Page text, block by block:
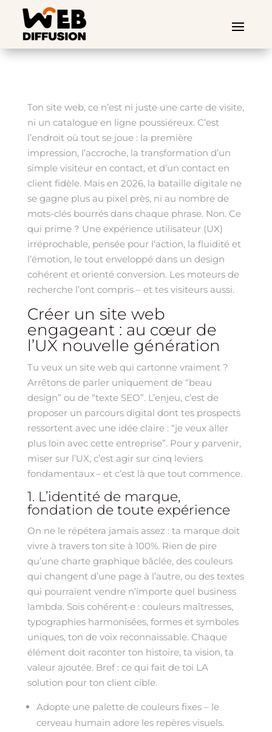
Ton site web, ce n’est ni juste une carte de visite,
ni un catalogue en ligne poussiéreux. C’est
l’endroit où tout se joue : la première
impression, l’accroche, la transformation d’un
simple visiteur en contact, et d’un contact en
client fidèle. Mais en 2026, la bataille digitale ne
se gagne plus au pixel près, ni au nombre de
mots-clés bourrés dans chaque phrase. Non. Ce
qui prime ? Une expérience utilisateur (UX)
irréprochable, pensée pour l’action, la fluidité et
l’émotion, le tout enveloppé dans un design
cohérent et orienté conversion. Les moteurs de
recherche l’ont compris – et tes visiteurs aussi.
Créer un site web
engageant : au cœur de
l’UX nouvelle génération
Tu veux un site web qui cartonne vraiment ?
Arrêtons de parler uniquement de “beau
design” ou de “texte SEO”. L’enjeu, c’est de
proposer un parcours digital dont tes prospects
ressortent avec une idée claire : “je veux aller
plus loin avec cette entreprise”. Pour y parvenir,
miser sur l’UX, c’est agir sur cinq leviers
fondamentaux – et c’est là que tout commence.
1. L’identité de marque,
fondation de toute expérience
On ne le répétera jamais assez : ta marque doit
vivre à travers ton site à 100%. Rien de pire
qu’une charte graphique bâclée, des couleurs
qui changent d’une page à l’autre, ou des textes
qui pourraient vendre n’importe quel business
lambda. Sois cohérent·e : couleurs maîtresses,
typographies harmonisées, formes et symboles
uniques, ton de voix reconnaissable. Chaque
élément doit raconter ton histoire, ta vision, ta
valeur ajoutée. Bref : ce qui fait de toi LA
solution pour ton client cible.
Adopte une palette de couleurs fixes – le
cerveau humain adore les repères visuels.